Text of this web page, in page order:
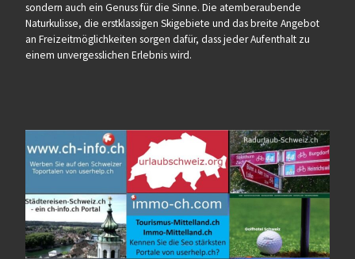
sondern auch ein Genuss für die Sinne. Die atemberaubende
Naturkulisse, die erstklassigen Skigebiete und das breite Angebot
an Freizeitmöglichkeiten sorgen dafür, dass jeder Aufenthalt zu
einem unvergesslichen Erlebnis wird.